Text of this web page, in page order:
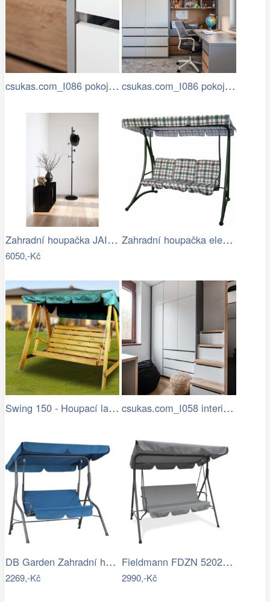
csukas.com_I086 pokoje a pracovna… csukas.com_I086 pokoje a pracovna…
Zahradní houpačka JAIRA Tempo Kondela
6050,-Kč
Zahradní houpačka elena II (zelená)
Swing 150 - Houpací lavice (pinie) csukas.com_I058 interier bytu 4kk 070…
DB Garden Zahradní houpačka CANOPS modrá
2269,-Kč
Fieldmann FDZN 5202 šedá
2990,-Kč